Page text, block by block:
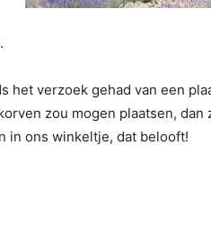
het verzoek gehad van een
zou mogen plaatsen, dan
in ons winkeltje, dat belooft!